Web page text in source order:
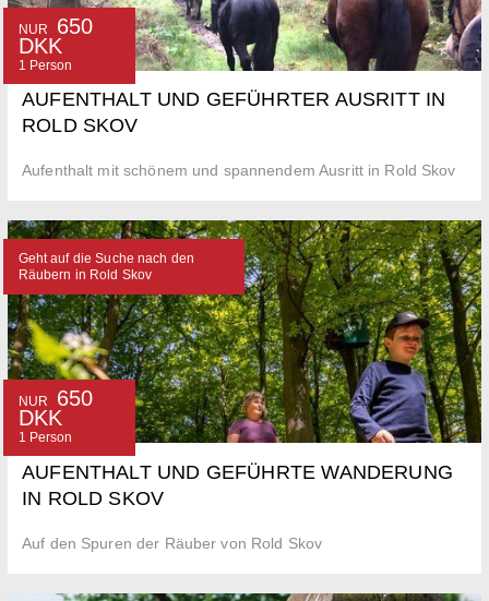
AUFENTHALT UND GEFÜHRTER AUSRITT IN
ROLD SKOV
Aufenthalt mit schönem und spannendem Ausritt in Rold Skov
NUR
650
DKK
1 Person
AUFENTHALT UND GEFÜHRTE WANDERUNG
IN ROLD SKOV
Auf den Spuren der Räuber von Rold Skov
Geht auf die Suche nach den
Räubern in Rold Skov
NUR
650
DKK
1 Person